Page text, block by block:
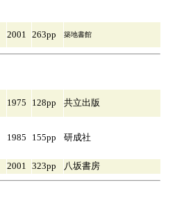
2001 263pp 築地書館
1975 128pp 共立出版
1985 155pp 研成社
2001 323pp 八坂書房